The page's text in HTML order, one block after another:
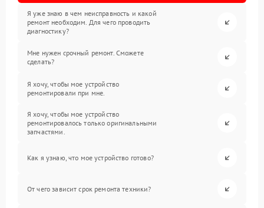
Я уже знаю в чем неисправность и какой
ремонт необходим. Для чего проводить
диагностику?
Мне нужен срочный ремонт. Сможете
сделать?
Я хочу, чтобы мое устройство
ремонтировали при мне.
Я хочу, чтобы мое устройство
ремонтировалось только оригинальными
запчастями.
Как я узнаю, что мое устройство готово?
От чего зависит срок ремонта техники?